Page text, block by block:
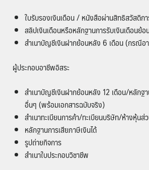
ใบรับรองเงินเดือน / หนังสือผ่านสิทธิสวัสดิก
สลิปเงินเดือนหรือหลักฐานการรับเงินเดือนย้
สำเนาบัญชีเงินฝากย้อนหลัง 6 เดือน (กรณีอ
ผู้ประกอบอาชีพอิสระ
สำเนาบัญชีเงินฝากย้อนหลัง 12 เดือน/หลักฐ
อื่นๆ (พร้อมเอกสารฉบับจริง)
สำเนาทะเบียนการค้า/ทะเบียนบริษัท/ห้างหุ้นส่
หลักฐานการเสียภาษีเงินได้
รูปถ่ายกิจการ
สำเนาใบประกอบวิชาชีพ